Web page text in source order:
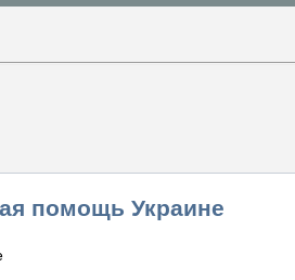
помощь Украине